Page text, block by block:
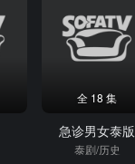
全 18 集
急诊男女泰版
泰剧/历史